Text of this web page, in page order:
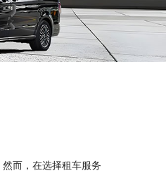
而，在选择租车服务